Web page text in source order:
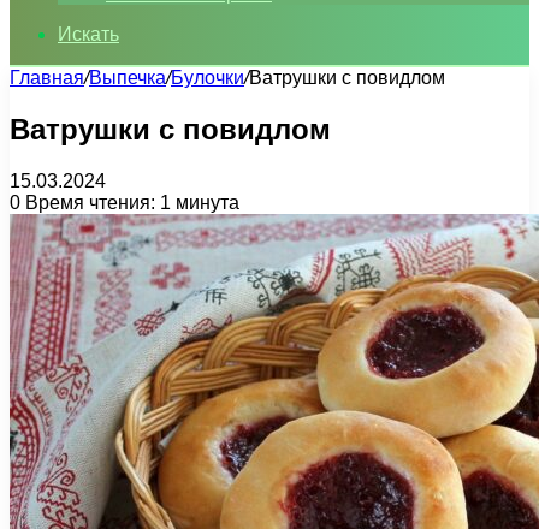
Искать
Главная/Выпечка/Булочки/Ватрушки с повидлом
Ватрушки с повидлом
15.03.2024
0 Время чтения: 1 минута